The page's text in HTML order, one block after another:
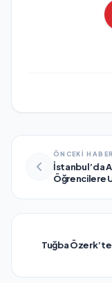
ÖNCEKİ HABER
İstanbul’da
Öğrencilere
Tuğba